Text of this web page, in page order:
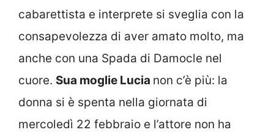
cabarettista e interprete si sveglia con la
consapevolezza di aver amato molto, ma
anche con una Spada di Damocle nel
cuore. Sua moglie Lucia non c’è più: la
donna si è spenta nella giornata di
mercoledì 22 febbraio e l’attore non ha